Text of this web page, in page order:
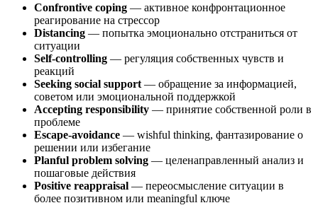
Confrontive coping — активное конфронтационное
реагирование на стрессор
Distancing — попытка эмоционально отстраниться от
ситуации
Self-controlling — регуляция собственных чувств и
реакций
Seeking social support — обращение за информацией,
советом или эмоциональной поддержкой
Accepting responsibility — принятие собственной роли в
проблеме
Escape-avoidance — wishful thinking, фантазирование о
решении или избегание
Planful problem solving — целенаправленный анализ и
пошаговые действия
Positive reappraisal — переосмысление ситуации в
более позитивном или meaningful ключе